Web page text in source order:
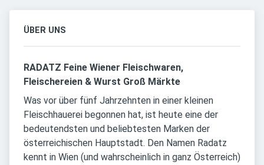
ÜBER UNS
RADATZ Feine Wiener Fleischwaren,
Fleischereien & Wurst Groß Märkte
Was vor über fünf Jahrzehnten in einer kleinen
Fleischhauerei begonnen hat, ist heute eine der
bedeutendsten und beliebtesten Marken der
österreichischen Hauptstadt. Den Namen Radatz
kennt in Wien (und wahrscheinlich in ganz Österreich)